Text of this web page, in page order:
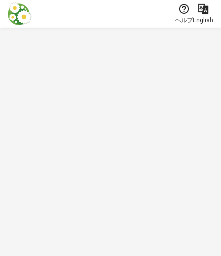
本文に飛ぶ
ヘルプEnglish